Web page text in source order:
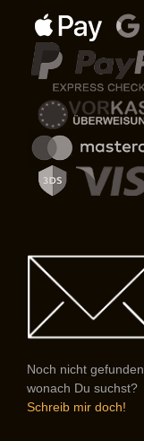
Noch nicht gefunden
wonach Du suchst?
Schreib mir doch!